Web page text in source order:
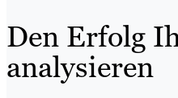
Den Erfolg
analysieren